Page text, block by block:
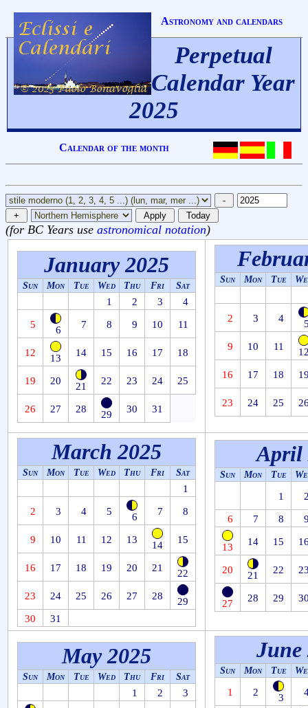
Astronomy and calendars
Perpetual
Calendar Year
2025
Calendar of the month
(for BC Years use astronomical notation)
January 2025
Sun Mon Tue Wed Thu Fri Sat
1 2 3
4
5
6 7 8 9 10 11
12 13 14 15 16 17 18
19 20 21 22 23 24 25
26 27 28 29 30 31
Sun Mon Tue
2 3 4
9
10 11
16
17 18
23 24 25
March 2025
Sun Mon Tue Wed Thu Fri Sat
1
2
3 4 5 6 7 8
9 10 11 12 13 14 15
16 17 18 19 20 21
22
23
24 25 26 27 28
29
30
31
April
Sun Mon Tue
1
6
7 8
13 14 15
20 21 22
27 28 29
May 2025
Sun Mon Tue Wed Thu Fri Sat
1 2 3
June
Sun Mon Tue
1 2 3